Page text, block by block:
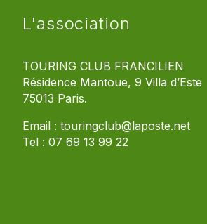
L'association
TOURING CLUB FRANCILIEN
Résidence Mantoue, 9 Villa d’Este
75013 Paris.
Email : touringclub@laposte.net
Tel : 07 69 13 99 22